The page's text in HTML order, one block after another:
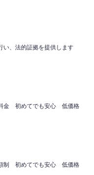
い、法的証拠を提供します
金 初めてでも安心 低価格
制 初めてでも安心 低価格